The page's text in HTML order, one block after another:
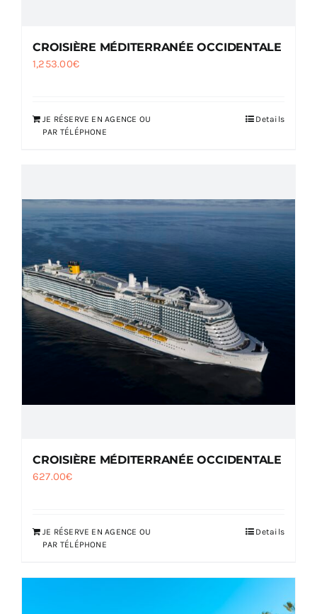
CROISIÈRE MÉDITERRANÉE OCCIDENTALE
1,253.00€
JE RÉSERVE EN AGENCE OU
PAR TÉLÉPHONE
Details
CROISIÈRE MÉDITERRANÉE OCCIDENTALE
627.00€
JE RÉSERVE EN AGENCE OU
PAR TÉLÉPHONE
Details